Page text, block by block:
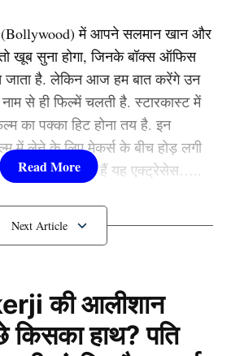
जहीर ने पाकिस्तान के लिए क्रिकेट
आइये आपको इस मामले की विस्तार से
मैच खेलने लायक नहीं थे ये 2 फ्लॉप
वजह से खेल गए पूरी सीरीज़
Bollywood)में आपने सलमान खान और
खूब सुना होगा, जिनके बॉक्स ऑफिस
है. लेकिन आज हम बात करेंगे उन
से ही फिल्में चलती है. स्टारकास्ट में
का पक्का हिट होना तय है. इन
में लेने के लिए मेकर्स के बीच होड़ लगी
जानते हैं कौन-कौन हैं यह एक्ट्रेसेस…..
की यह हसीनाएं?
दीपिका पादुकोण का नाम शामिल हैं.
की आलीशान
किसका हाथ? पति